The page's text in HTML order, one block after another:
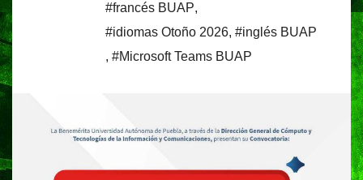
#francés BUAP,
#idiomas Otoño 2026, #inglés BUAP
, #Microsoft Teams BUAP